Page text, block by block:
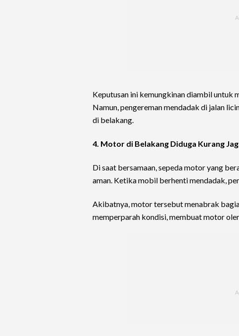
Keputusan ini kemungkinan diambil untuk
Namun, pengereman mendadak di jalan
di belakang.
4. Motor di Belakang Diduga Kurang
Di saat bersamaan, sepeda motor yang
aman. Ketika mobil berhenti mendadak,
Akibatnya, motor tersebut menabrak
memperparah kondisi, membuat motor